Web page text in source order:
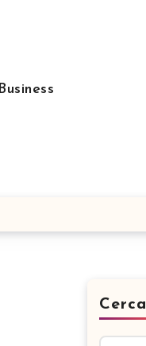
Business
Cerca